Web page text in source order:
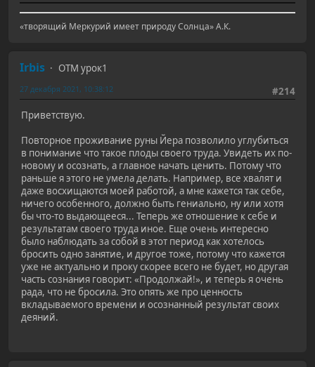
«творящий Меркурий имеет природу Солнца» А.К.
Irbis
ОТМ урок1
#214
27 декабря 2021, 10:38:12
Приветствую.
Повторное проживание руны Йера позволило углубиться
в понимание что такое плоды своего труда. Увидеть их по-
новому и осознать, а главное начать ценить. Потому что
раньше я этого не умела делать. Например, все хвалят и
даже восхищаются моей работой, а мне кажется так себе,
ничего особенного, должно быть гениально, ну или хотя
бы что-то выдающееся... Теперь же отношение к себе и
результатам своего труда иное. Еще очень интересно
было наблюдать за собой в этот период как хотелось
бросить одно занятие, и другое тоже, потому что кажется
уже не актуально и проку скорее всего не будет, но другая
часть сознания говорит: «Продолжай!», и теперь я очень
рада, что не бросила. Это опять же про ценность
вкладываемого времени и осознанный результат своих
деяний.